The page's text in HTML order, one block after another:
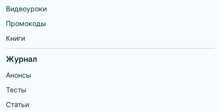
Видеоуроки
Промокоды
Книги
Журнал
Анонсы
Тесты
Статьи